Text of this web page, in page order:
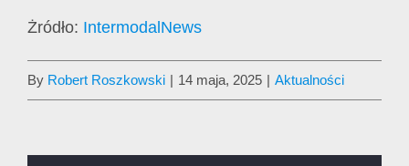
Żródło: IntermodalNews
By Robert Roszkowski | 14 maja, 2025 | Aktualności